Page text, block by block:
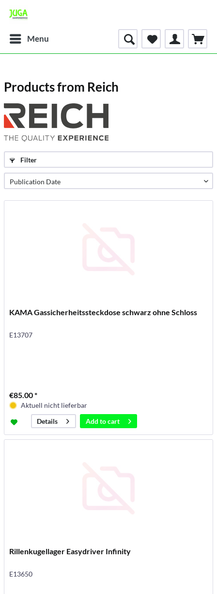
Menu
Products from Reich
Filter
KAMA Gassicherheitssteckdose schwarz ohne Schloss
E13707
€85.00 *
Aktuell nicht lieferbar
Details
Add tocart
Rillenkugellager Easydriver Infinity
E13650